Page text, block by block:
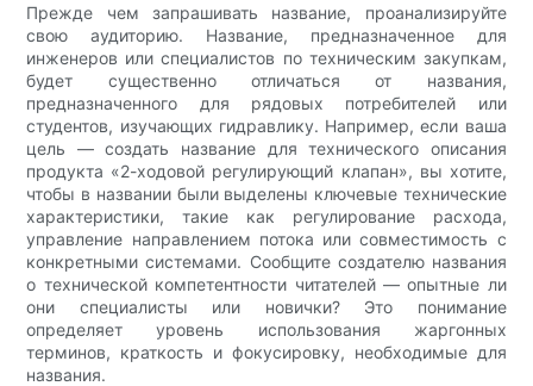
Прежде чем запрашивать название, проанализируйте
свою аудиторию. Название, предназначенное для
инженеров или специалистов по техническим закупкам,
будет существенно отличаться от названия,
предназначенного для рядовых потребителей или
студентов, изучающих гидравлику. Например, если ваша
цель — создать название для технического описания
продукта «2-ходовой регулирующий клапан», вы хотите,
чтобы в названии были выделены ключевые технические
характеристики, такие как регулирование расхода,
управление направлением потока или совместимость с
конкретными системами. Сообщите создателю названия
о технической компетентности читателей — опытные ли
они специалисты или новички? Это понимание
определяет уровень использования жаргонных
терминов, краткость и фокусировку, необходимые для
названия.